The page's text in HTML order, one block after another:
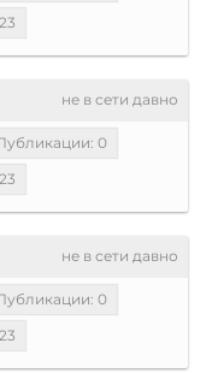
не в сети давно
0
не в сети давно
0